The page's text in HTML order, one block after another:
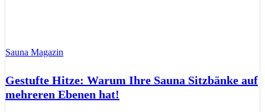
Sauna Magazin
Gestufte Hitze: Warum Ihre Sauna Sitzbänke auf
mehreren Ebenen hat!